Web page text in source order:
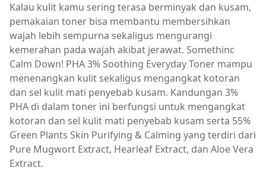
Kalau kulit kamu sering terasa berminyak dan kusam,
pemakaian toner bisa membantu membersihkan
wajah lebih sempurna sekaligus mengurangi
kemerahan pada wajah akibat jerawat. Somethinc
Calm Down! PHA 3% Soothing Everyday Toner mampu
menenangkan kulit sekaligus mengangkat kotoran
dan sel kulit mati penyebab kusam. Kandungan 3%
PHA di dalam toner ini berfungsi untuk mengangkat
kotoran dan sel kulit mati penyebab kusam serta 55%
Green Plants Skin Purifying & Calming yang terdiri dari
Pure Mugwort Extract, Hearleaf Extract, dan Aloe Vera
Extract.